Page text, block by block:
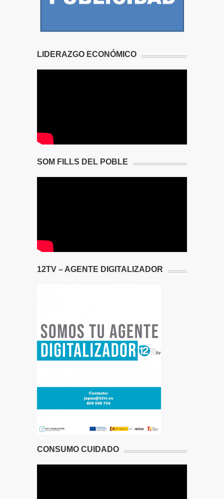
LIDERAZGO ECONÓMICO
SOM FILLS DEL POBLE
12TV – AGENTE DIGITALIZADOR
CONSUMO CUIDADO